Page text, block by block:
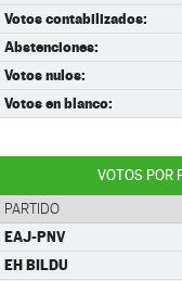
Votos contabilizados:
Abstenciones:
Votos nulos:
Votos en blanco:
VOTOS POR
PARTIDO
EAJ-PNV
EH BILDU